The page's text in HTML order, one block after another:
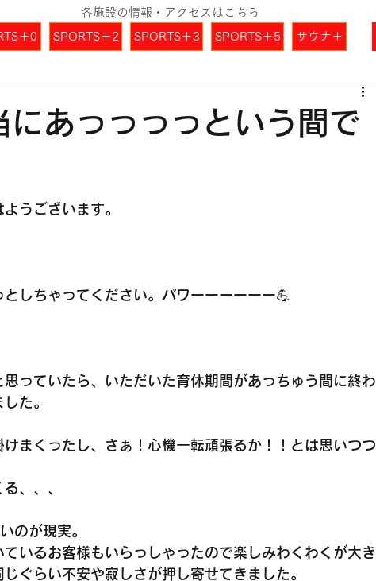
各施設の情報・アクセスはこちら
＋0 SPORTS＋2 SPORTS＋3 SPORTS＋5 サウナ＋
にあっっっっという間で
うございます。
しちゃってください。パワーーーーーー💪
っていたら、いただいた育休期間があっちゅう間に終わ
た。
まくったし、さぁ！心機一転頑張るか！！とは思いつつ
、、、
のが現実。
いるお客様もいらっしゃったので楽しみわくわくが大き
ぐらい不安や寂しさが押し寄せてきました。